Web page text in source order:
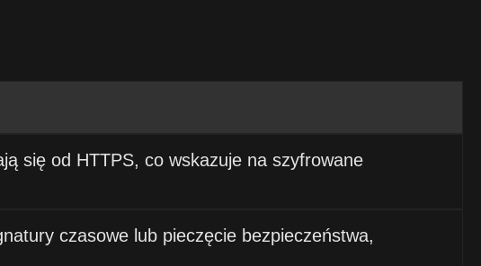
się od HTTPS, co wskazuje na szyfrowane
czasowe lub pieczęcie bezpieczeństwa,